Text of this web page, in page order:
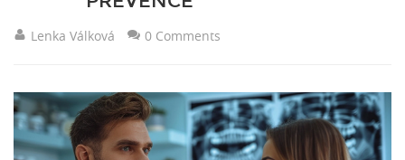
Lenka Válková 0 Comments